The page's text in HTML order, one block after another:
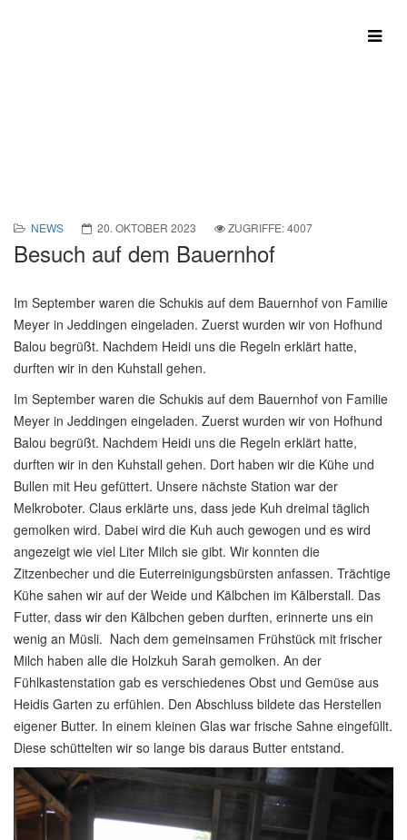
NEWS 20. OKTOBER 2023 ZUGRIFFE: 4007
Besuch auf dem Bauernhof
Im September waren die Schukis auf dem Bauernhof von Familie
Meyer in Jeddingen eingeladen. Zuerst wurden wir von Hofhund
Balou begrüßt. Nachdem Heidi uns die Regeln erklärt hatte,
durften wir in den Kuhstall gehen.
Im September waren die Schukis auf dem Bauernhof von Familie
Meyer in Jeddingen eingeladen. Zuerst wurden wir von Hofhund
Balou begrüßt. Nachdem Heidi uns die Regeln erklärt hatte,
durften wir in den Kuhstall gehen. Dort haben wir die Kühe und
Bullen mit Heu gefüttert. Unsere nächste Station war der
Melkroboter. Claus erklärte uns, dass jede Kuh dreimal täglich
gemolken wird. Dabei wird die Kuh auch gewogen und es wird
angezeigt wie viel Liter Milch sie gibt. Wir konnten die
Zitzenbecher und die Euterreinigungsbürsten anfassen. Trächtige
Kühe sahen wir auf der Weide und Kälbchen im Kälberstall. Das
Futter, dass wir den Kälbchen geben durften, erinnerte uns ein
wenig an Müsli. Nach dem gemeinsamen Frühstück mit frischer
Milch haben alle die Holzkuh Sarah gemolken. An der
Fühlkastenstation gab es verschiedenes Obst und Gemüse aus
Heidis Garten zu erfühlen. Den Abschluss bildete das Herstellen
eigener Butter. In einem kleinen Glas war frische Sahne eingefüllt.
Diese schüttelten wir so lange bis daraus Butter entstand.